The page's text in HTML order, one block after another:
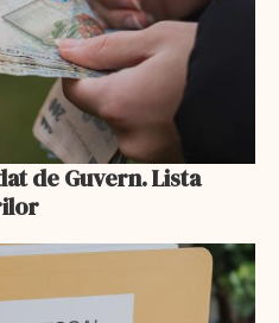
de Guvern. Lista